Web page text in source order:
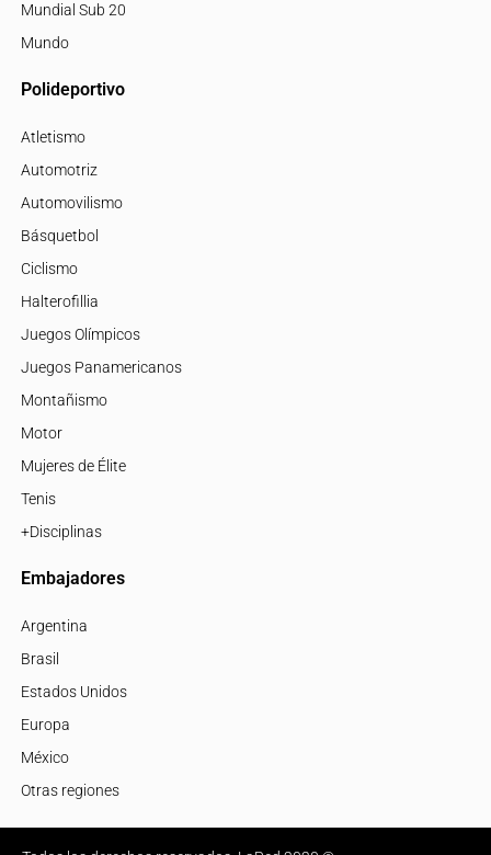
Mundial Sub 20
Mundo
Polideportivo
Atletismo
Automotriz
Automovilismo
Básquetbol
Ciclismo
Halterofillia
Juegos Olímpicos
Juegos Panamericanos
Montañismo
Motor
Mujeres de Élite
Tenis
+Disciplinas
Embajadores
Argentina
Brasil
Estados Unidos
Europa
México
Otras regiones